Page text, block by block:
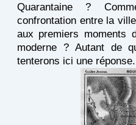
Quarantaine ?
confrontation entre la
aux premiers moments
moderne ? Autant de
tenterons ici une réponse.